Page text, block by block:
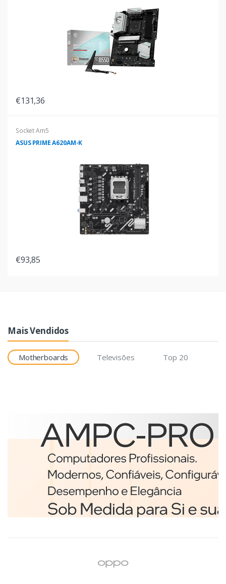
€131,36
Socket Am5
ASUS PRIME A620AM-K
€93,85
Mais Vendidos
Motherboards Televisões Top 20
Etiquetas
Brother BCS-1J074102-121
etiqueta para impressão
Branco
€98,75